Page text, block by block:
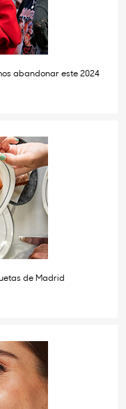
abandonar este 2024
de Madrid